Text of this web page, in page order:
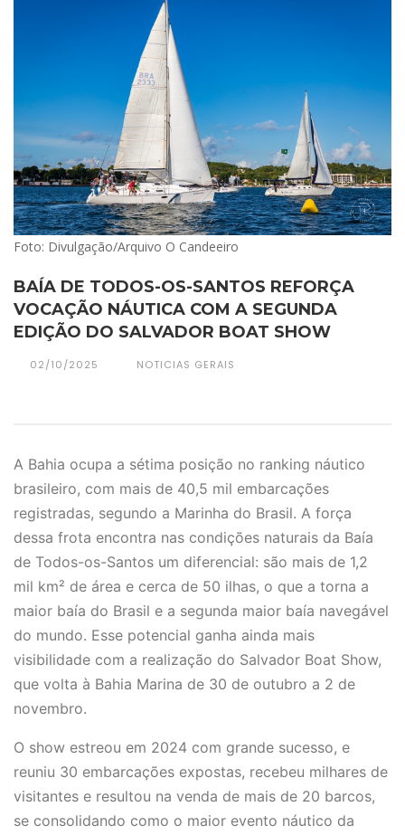
Foto: Divulgação/Arquivo O Candeeiro
BAÍA DE TODOS-OS-SANTOS REFORÇA
VOCAÇÃO NÁUTICA COM A SEGUNDA
EDIÇÃO DO SALVADOR BOAT SHOW
02/10/2025 NOTICIAS GERAIS
A Bahia ocupa a sétima posição no ranking náutico
brasileiro, com mais de 40,5 mil embarcações
registradas, segundo a Marinha do Brasil. A força
dessa frota encontra nas condições naturais da Baía
de Todos-os-Santos um diferencial: são mais de 1,2
mil km² de área e cerca de 50 ilhas, o que a torna a
maior baía do Brasil e a segunda maior baía navegável
do mundo. Esse potencial ganha ainda mais
visibilidade com a realização do Salvador Boat Show,
que volta à Bahia Marina de 30 de outubro a 2 de
novembro.
O show estreou em 2024 com grande sucesso, e
reuniu 30 embarcações expostas, recebeu milhares de
visitantes e resultou na venda de mais de 20 barcos,
se consolidando como o maior evento náutico da